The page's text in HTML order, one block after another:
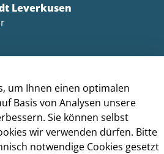
Leverkusen
um Ihnen einen optimalen
Basis von Analysen unsere
Sie können selbst
wir verwenden dürfen. Bitte
notwendige Cookies gesetzt